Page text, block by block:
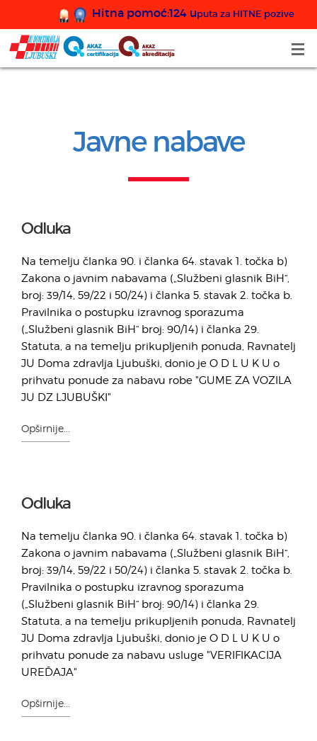
Hitna pomoć:124 uputa za HITNE pozive
Javne nabave
Odluka
Na temelju članka 90. i članka 64. stavak 1. točka b)
Zakona o javnim nabavama („Službeni glasnik BiH“,
broj: 39/14, 59/22 i 50/24) i članka 5. stavak 2. točka b.
Pravilnika o postupku izravnog sporazuma
(„Službeni glasnik BiH“ broj: 90/14) i članka 29.
Statuta, a na temelju prikupljenih ponuda, Ravnatelj
JU Doma zdravlja Ljubuški, donio je O D L U K U o
prihvatu ponude za nabavu robe "GUME ZA VOZILA
JU DZ LJUBUŠKI"
Opširnije...
Odluka
Na temelju članka 90. i članka 64. stavak 1. točka b)
Zakona o javnim nabavama („Službeni glasnik BiH“,
broj: 39/14, 59/22 i 50/24) i članka 5. stavak 2. točka b.
Pravilnika o postupku izravnog sporazuma
(„Službeni glasnik BiH“ broj: 90/14) i članka 29.
Statuta, a na temelju prikupljenih ponuda, Ravnatelj
JU Doma zdravlja Ljubuški, donio je O D L U K U o
prihvatu ponude za nabavu usluge "VERIFIKACIJA
UREĐAJA"
Opširnije...